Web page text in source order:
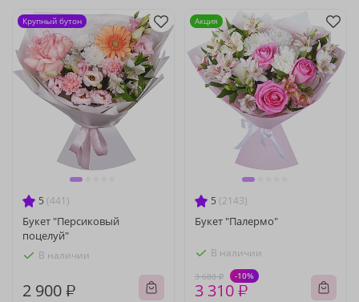
5 (441)
Букет "Персиковый
поцелуй"
В наличии
2 900 ₽
Крупный бутон
5 (2143)
Букет "Палермо"
В наличии
3 680 ₽ -10%
3 310 ₽
Акция